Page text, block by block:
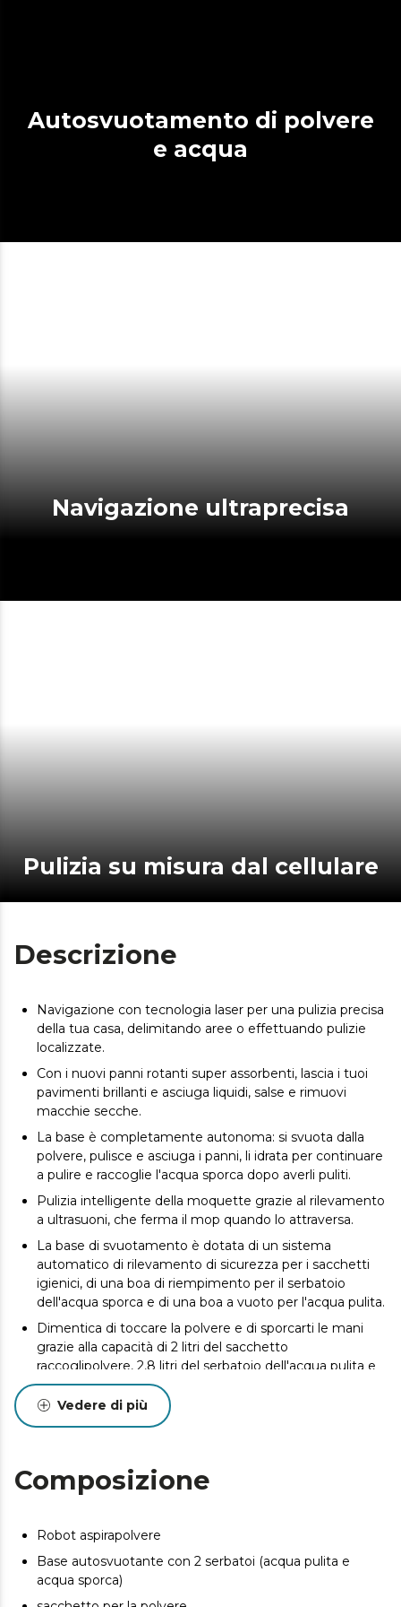
Autosvuotamento di polvere
e acqua
Navigazione ultraprecisa
Pulizia su misura dal cellulare
Descrizione
Navigazione con tecnologia laser per una pulizia precisa
della tua casa, delimitando aree o effettuando pulizie
localizzate.
Con i nuovi panni rotanti super assorbenti, lascia i tuoi
pavimenti brillanti e asciuga liquidi, salse e rimuovi
macchie secche.
La base è completamente autonoma: si svuota dalla
polvere, pulisce e asciuga i panni, li idrata per continuare
a pulire e raccoglie l'acqua sporca dopo averli puliti.
Pulizia intelligente della moquette grazie al rilevamento
a ultrasuoni, che ferma il mop quando lo attraversa.
La base di svuotamento è dotata di un sistema
automatico di rilevamento di sicurezza per i sacchetti
igienici, di una boa di riempimento per il serbatoio
dell'acqua sporca e di una boa a vuoto per l'acqua pulita.
Dimentica di toccare la polvere e di sporcarti le mani
grazie alla capacità di 2 litri del sacchetto
raccoglipolvere, 2,8 litri del serbatoio dell'acqua pulita e
2,4 litri del serbatoio dell'acqua sporca.
Fino a 140 minuti di autonomia per una pulizia perfetta.
E se il robot esaurisce la batteria, ritorna
poi la pulizia dal punto in cui si era interrotto e con i
panni completamente puliti.
Grazie alla mappa che viene generata potrai selezionare
Potenza di 5000 Pa nel motore di aspirazione che
Vedere di più
Composizione
Robot aspirapolvere
Base autosvuotante con 2 serbatoi (acqua pulita e
acqua sporca)